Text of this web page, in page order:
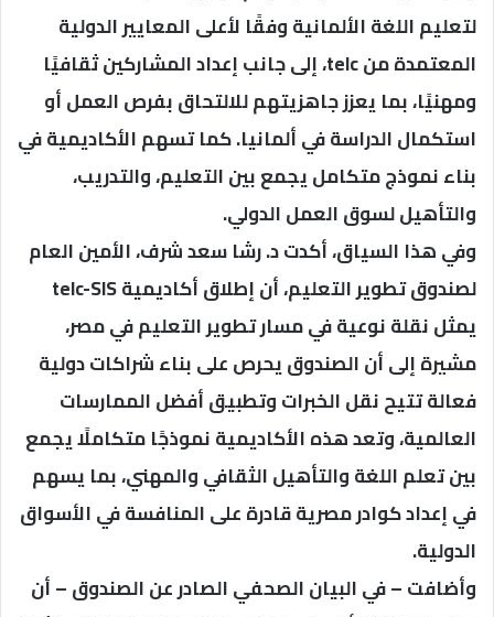
لتعليم اللغة الألمانية وفقًا لأعلى المعايير الدولية
المعتمدة من telc، إلى جانب إعداد المشاركين ثقافيًا
ومهنيًا، بما يعزز جاهزيتهم للالتحاق بفرص العمل أو
استكمال الدراسة في ألمانيا. كما تسهم الأكاديمية في
بناء نموذج متكامل يجمع بين التعليم، والتدريب،
والتأهيل لسوق العمل الدولي.
وفي هذا السياق، أكدت د. رشا سعد شرف، الأمين العام
لصندوق تطوير التعليم، أن إطلاق أكاديمية telc-SIS
يمثل نقلة نوعية في مسار تطوير التعليم في مصر،
مشيرة إلى أن الصندوق يحرص على بناء شراكات دولية
فعالة تتيح نقل الخبرات وتطبيق أفضل الممارسات
العالمية، وتعد هذه الأكاديمية نموذجًا متكاملًا يجمع
بين تعلم اللغة والتأهيل الثقافي والمهني، بما يسهم
في إعداد كوادر مصرية قادرة على المنافسة في الأسواق
الدولية.
وأضافت – في البيان الصحفي الصادر عن الصندوق – أن